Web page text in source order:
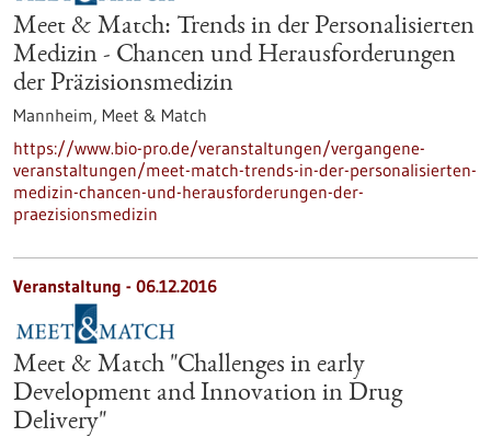
Meet & Match: Trends in der Personalisierten
Medizin - Chancen und Herausforderungen
der Präzisionsmedizin
Mannheim, Meet & Match
https://www.bio-pro.de/veranstaltungen/vergangene-
veranstaltungen/meet-match-trends-in-der-personalisierten-
medizin-chancen-und-herausforderungen-der-
praezisionsmedizin
Veranstaltung - 06.12.2016
Meet & Match "Challenges in early
Development and Innovation in Drug
Delivery"